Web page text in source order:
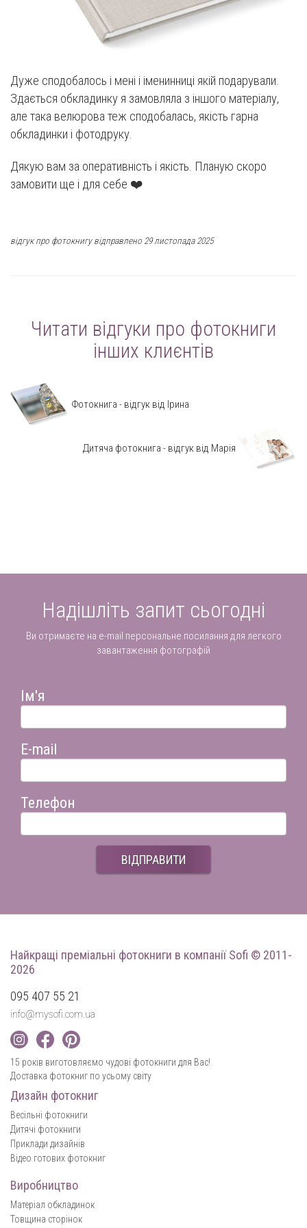
Дуже сподобалось і мені і іменинниці якій подарували.
Здається обкладинку я замовляла з іншого матеріалу,
але така велюрова теж сподобалась, якість гарна
обкладинки і фотодруку.
Дякую вам за оперативність і якість. Планую скоро
замовити ще і для себе ❤️
відгук про фотокнигу відправлено 29 листопада 2025
Читати відгуки про фотокниги
інших клиєнтів
Фотокнига - відгук від Ірина
Дитяча фотокнига - відгук від Марія
Надішліть запит сьогодні
Ви отримаєте на e-mail персональне посилання для легкого
завантаження фотографій
Ім'я
E-mail
Телефон
ВІДПРАВИТИ
Найкращі преміальні фотокниги в компанії Sofi © 2011-
2026
095 407 55 21
info@mysofi.com.ua
15 років виготовляємо чудові фотокниги для Вас!
Доставка фотокниг по усьому світу
Дизайн фотокниг
Весільні фотокниги
Дитячі фотокниги
Приклади дизайнів
Відео готових фотокниг
Виробництво
Матеріал обкладинок
Товщина сторінок